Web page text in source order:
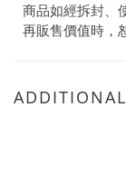
商品如經拆封、
再販售價值時，